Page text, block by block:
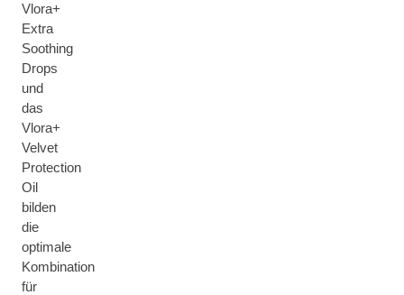
Vlora+
Extra
Soothing
Drops
und
das
Vlora+
Velvet
Protection
Oil
bilden
die
optimale
Kombination
für